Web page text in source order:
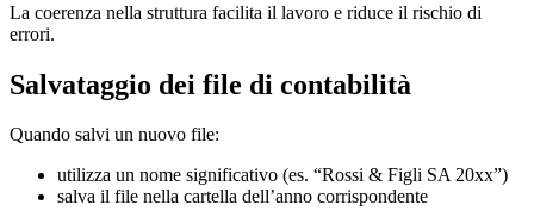
La coerenza nella struttura facilita il lavoro e riduce il rischio di
errori.
Salvataggio dei file di contabilità
Quando salvi un nuovo file:
utilizza un nome significativo (es. “Rossi & Figli SA 20xx”)
salva il file nella cartella dell’anno corrispondente